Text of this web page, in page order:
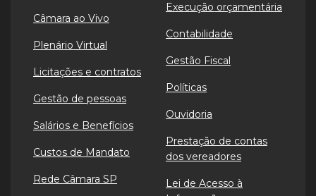
Câmara ao Vivo
Plenário Virtual
Licitações e contratos
Gestão de pessoas
Salários e Benefícios
Custos de Mandato
Rede Câmara SP
Execução orçamentária
Contabilidade
Gestão Fiscal
Políticas
Ouvidoria
Prestação de contas
dos vereadores
Lei de Acesso à